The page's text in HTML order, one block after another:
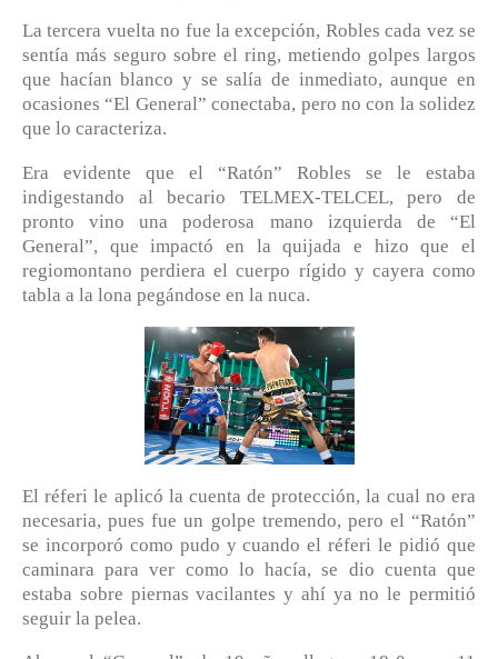
La tercera vuelta no fue la excepción, Robles cada vez se
sentía más seguro sobre el ring, metiendo golpes largos
que hacían blanco y se salía de inmediato, aunque en
ocasiones “El General” conectaba, pero no con la solidez
que lo caracteriza.
Era evidente que el “Ratón” Robles se le estaba
indigestando al becario TELMEX-TELCEL, pero de
pronto vino una poderosa mano izquierda de “El
General”, que impactó en la quijada e hizo que el
regiomontano perdiera el cuerpo rígido y cayera como
tabla a la lona pegándose en la nuca.
El réferi le aplicó la cuenta de protección, la cual no era
necesaria, pues fue un golpe tremendo, pero el “Ratón”
se incorporó como pudo y cuando el réferi le pidió que
caminara para ver como lo hacía, se dio cuenta que
estaba sobre piernas vacilantes y ahí ya no le permitió
seguir la pelea.